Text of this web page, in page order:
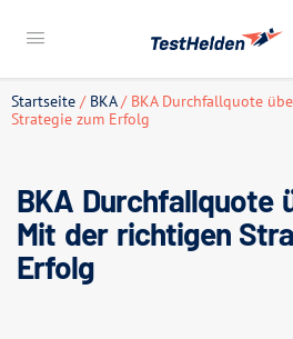
Startseite / BKA/ BKA Durchfallquote
Strategie zum Erfolg
BKA Durchfallquote
Mit der richtigen
Erfolg